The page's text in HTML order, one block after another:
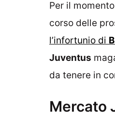
Per il
corso delle
l’infortunio di
Juventus
da tenere in
Mercato